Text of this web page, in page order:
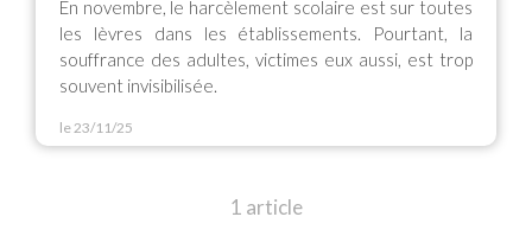
En novembre, le harcèlement scolaire est sur toutes
les lèvres dans les établissements. Pourtant, la
souffrance des adultes, victimes eux aussi, est trop
souvent invisibilisée.
le 23/11/25
1 article